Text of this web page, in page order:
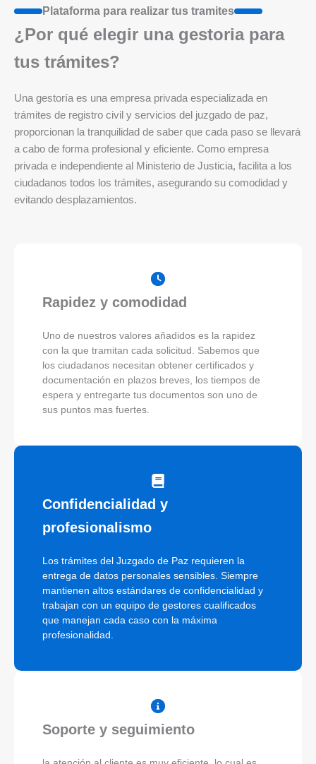
Plataforma para realizar tus tramites
¿Por qué elegir una gestoria para
tus trámites?
Una gestoría es una empresa privada especializada en
trámites de registro civil y servicios del juzgado de paz,
proporcionan la tranquilidad de saber que cada paso se llevará
a cabo de forma profesional y eficiente. Como empresa
privada e independiente al Ministerio de Justicia, facilita a los
ciudadanos todos los trámites, asegurando su comodidad y
evitando desplazamientos.
Rapidez y comodidad
Uno de nuestros valores añadidos es la rapidez
con la que tramitan cada solicitud. Sabemos que
los ciudadanos necesitan obtener certificados y
documentación en plazos breves, los tiempos de
espera y entregarte tus documentos son uno de
sus puntos mas fuertes.
Confidencialidad y
profesionalismo
Los trámites del Juzgado de Paz requieren la
entrega de datos personales sensibles. Siempre
mantienen altos estándares de confidencialidad y
trabajan con un equipo de gestores cualificados
que manejan cada caso con la máxima
profesionalidad.
Soporte y seguimiento